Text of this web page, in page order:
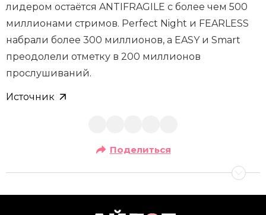
лидером остаётся ANTIFRAGILE с более чем 500
миллионами стримов. Perfect Night и FEARLESS
набрали более 300 миллионов, а EASY и Smart
преодолели отметку в 200 миллионов
прослушиваний.
Источник
Поделиться